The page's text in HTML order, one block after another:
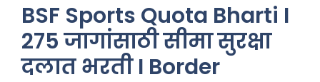
BSF Sports Quota Bharti I
275 जागांसाठी सीमा सुरक्षा
दलात भरती I Border